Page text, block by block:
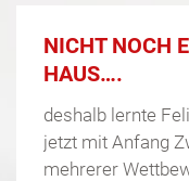
NICHT NOCH
HAUS….
deshalb lernte
jetzt mit Anfang
mehrerer